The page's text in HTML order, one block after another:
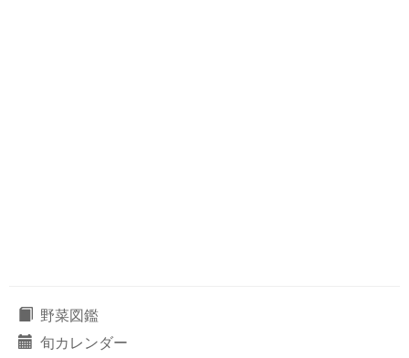
野菜図鑑
旬カレンダー